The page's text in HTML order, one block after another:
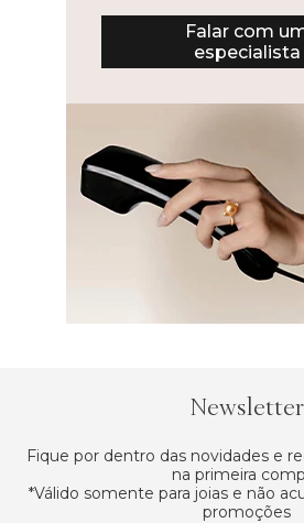
Falar com
especialista
Newsletter
Fique por dentro das novidades e
na primeira
*Válido somente para joias e não
promoções